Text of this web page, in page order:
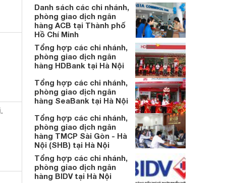
Danh sách các chi nhánh,
phòng giao dịch ngân
hàng ACB tại Thành phố
Hồ Chí Minh
Tổng hợp các chi nhánh,
phòng giao dịch ngân
hàng HDBank tại Hà Nội
Tổng hợp các chi nhánh,
phòng giao dịch ngân
hàng SeaBank tại Hà Nội
Tổng hợp các chi nhánh,
phòng giao dịch ngân
hàng TMCP Sài Gòn - Hà
Nội (SHB) tại Hà Nội
Tổng hợp các chi nhánh,
phòng giao dịch ngân
hàng BIDV tại Hà Nội